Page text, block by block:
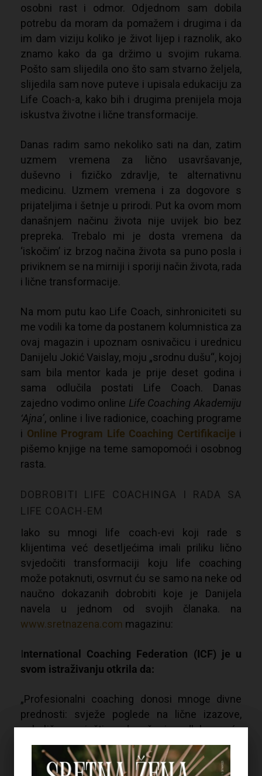
osobni rast i odmor. Odjednom sam dobila
potrebu da moram da pomažem i drugima i da
im dam viziju koliko je život lijep i raznolik, ako
znamo kako da ga držimo u svojim rukama.
Pošto sam slijedila ono što sam stvarno željela,
slijedila sam nove puteve i upisala edukaciju za
Life Coach-a, kako bih i drugima prenijela moja
iskustva životne i lične transformacije.
Danas radim samo nekoliko sati na dan, zatim
uzmem vremena za lično usavršavanje,
duševno i fizičko zdravlje, te alternativnu
medicinu. Uzmem vremena i za dogovore s
prijateljima i šetnje u prirodi. Put ka ovom mom
današnjem načinu života nije uvijek bio bez
prepreka. Trebalo mi je dosta vremena da
‘iskočim’ iz brzog načina života sa puno posla i
priviknem se na mirniji i sporiji način života, rada
i lične transformacije.
Na mom putu kao Life Coach, sinhroniciteti su
me vodili ka tome da postanem kolumnistica za
ovaj magazin i upoznam osnivačicu i urednicu
Danijelu Jokić Vaislay, moju „srodnu dušu“, kojoj
sam bila mentor kada je prije deset godina i
sama odlučila postati Life Coach. Danas
zajedno vodimo online Life Coaching Akademiju
‘Ajna’, online i live radionice, coaching programe
i Online Program Life Coaching Certifikacije i
pišemo knjige na teme samopomoći i osobnog
rasta.
DOBROBITI LIFE COACHINGA I RADA SA
LIFE COACH-EM
Iako su mnogi life coach-evi koji rade s
klijentima već desetljećima imali priliku lično
svjedočiti transformaciji koju life coaching
može potaknuti, osvrnut ću se samo na neke od
naučno dokazanih dobrobiti koje je Danijela
navela u jednom od svojih članaka. na
www.sretnazena.com magazinu:
International Coaching Federation (ICF) je u
svom istraživanju otkrila da:
„Profesionalni coaching donosi mnoge divne
prednosti: svježe poglede na lične izazove,
poboljšane vještine donošenja odluka, veću
međuljudsku učinkovitost i povećano
samopouzdanje. I tu se lista ne završava. Ljudi